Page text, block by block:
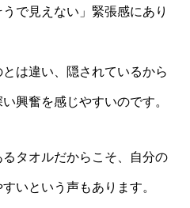
で見えない」緊張感にあり
は違い、隠されているから
興奮を感じやすいのです。
タオルだからこそ、自分の
いという声もあります。